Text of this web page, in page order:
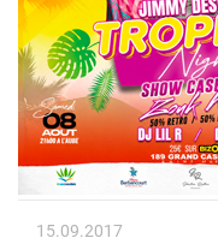
15.09.2017